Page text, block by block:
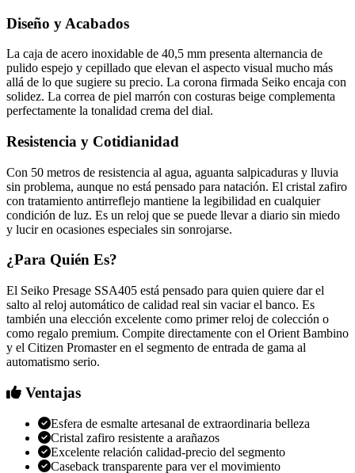
Diseño y Acabados
La caja de acero inoxidable de 40,5 mm presenta alternancia de
pulido espejo y cepillado que elevan el aspecto visual mucho más
allá de lo que sugiere su precio. La corona firmada Seiko encaja con
solidez. La correa de piel marrón con costuras beige complementa
perfectamente la tonalidad crema del dial.
Resistencia y Cotidianidad
Con 50 metros de resistencia al agua, aguanta salpicaduras y lluvia
sin problema, aunque no está pensado para natación. El cristal zafiro
con tratamiento antirreflejo mantiene la legibilidad en cualquier
condición de luz. Es un reloj que se puede llevar a diario sin miedo
y lucir en ocasiones especiales sin sonrojarse.
¿Para Quién Es?
El Seiko Presage SSA405 está pensado para quien quiere dar el
salto al reloj automático de calidad real sin vaciar el banco. Es
también una elección excelente como primer reloj de colección o
como regalo premium. Compite directamente con el Orient Bambino
y el Citizen Promaster en el segmento de entrada de gama al
automatismo serio.
Ventajas
Esfera de esmalte artesanal de extraordinaria belleza
Cristal zafiro resistente a arañazos
Excelente relación calidad-precio del segmento
Caseback transparente para ver el movimiento